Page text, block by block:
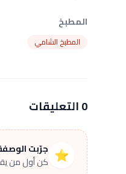
المطبخ
المطبخ الشامي
0 التعليقات
⭐ جرّبت
كن أول من